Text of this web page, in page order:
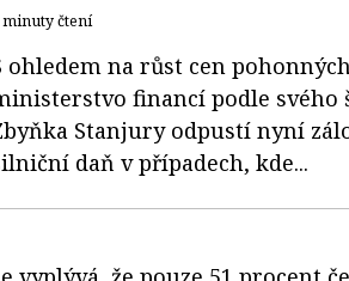
minuty čtení
ohledem na růst cen
financí podle svého
Stanjury odpustí nyní
daň v případech, kde...